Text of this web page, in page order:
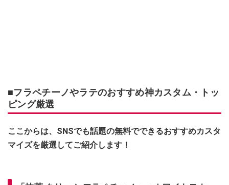
■フラペチーノやラテのおすすめ神カスタム・トッ
ピング厳選
ここからは、SNSでも話題の無料でできるおすすめカスタ
マイズを厳選してご紹介します！